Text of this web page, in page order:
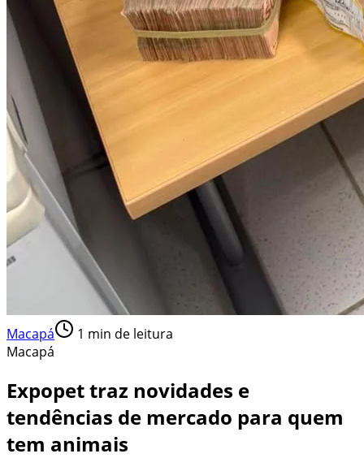
Macapá 1 min de leitura
Macapá
Expopet traz novidades e
tendências de mercado para quem
tem animais